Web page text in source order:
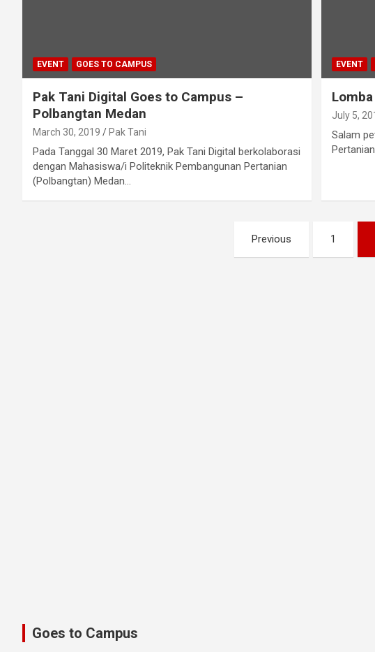
EVENT GOES TO CAMPUS
Pak Tani Digital Goes to Campus –
Polbangtan Medan
March 30, 2019 Pak Tani
Pada Tanggal 30 Maret 2019, Pak Tani Digital berkolaborasi
dengan Mahasiswa/i Politeknik Pembangunan Pertanian
(Polbangtan) Medan…
EVENT
July 5,
Salam
Previous 1
Goes to Campus